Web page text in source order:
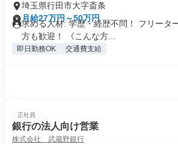
埼玉県行田市大字斎条
月給27万円～50万円
求める人材: 学歴・経歴不問！ フリータ
方も歓迎！ 《こんな方...
即日勤務OK 交通費支給
正社員
銀行の法人向け営業
株式会社 武蔵野銀行